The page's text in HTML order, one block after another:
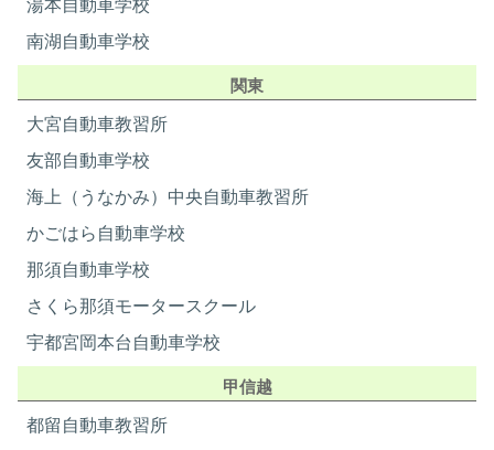
湯本自動車学校
南湖自動車学校
関東
大宮自動車教習所
友部自動車学校
海上（うなかみ）中央自動車教習所
かごはら自動車学校
那須自動車学校
さくら那須モータースクール
宇都宮岡本台自動車学校
甲信越
都留自動車教習所